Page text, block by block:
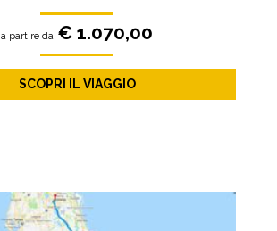
a partire da € 1.070,00
SCOPRI IL VIAGGIO